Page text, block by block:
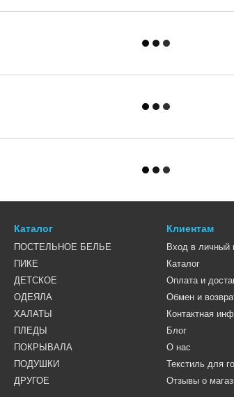
Каталог
ПОСТЕЛЬНОЕ БЕЛЬЕ
ПИКЕ
ДЕТСКОЕ
ОДЕЯЛА
ХАЛАТЫ
ПЛЕДЫ
ПОКРЫВАЛА
ПОДУШКИ
ДРУГОЕ
Клиентам
Вход в личный
Каталог
Оплата и
Обмен и
Контактная
Блог
О нас
Текстиль для
Отзывы о